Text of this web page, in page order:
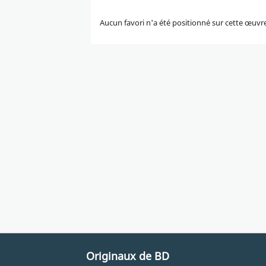
Aucun favori n'a été positionné sur cette
Originaux de BD